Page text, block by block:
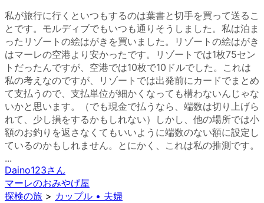
私が旅行に行くといつもするのは葉書と切手を買って送るこ
とです。モルディブでもいつも通りそうしました。私は泊ま
ったリゾートの絵はがきを買いました。リゾートの絵はがき
はマーレの空港より安かったです。リゾートでは1枚75セン
トだったんですが、空港では10枚で10ドルでした。これは
私の考えなのですが、リゾートでは出発前にカードでまとめ
て支払うので、支払単位が細かくなっても構わないんじゃな
いかと思います。（でも現金で払うなら、端数は切り上げら
れて、少し損をするかもしれない）しかし、他の場所では小
額のお釣りを返さなくてもいいように端数のない額に設定し
ているのかもしれません。とにかく、これは私の推測です。
...
Daino123さん
マーレのおみやげ屋
探検の旅 > カップル • 夫婦